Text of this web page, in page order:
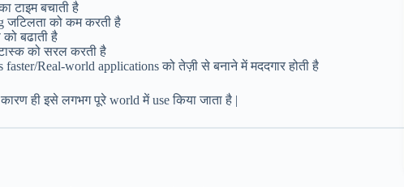
टाइम बचाती है
जटिलता को कम करती है
बढाती है
को सरल करती है
Real-world applications को तेज़ी से बनाने में मददगार होती है
ही इसे लगभग पूरे world में use किया जाता है |